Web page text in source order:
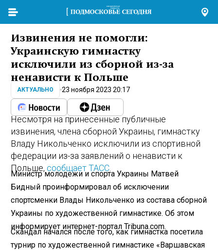
Извинения не помогли:
Украинскую гимнастку
исключили из сборной из-за
ненависти к Польше
АКТУАЛЬНО 23 ноября 2023 20:17
Несмотря на принесенные публичные
извинения, члена сборной Украины, гимнастку
Владу Никольченко исключили из спортивной
федерации из-за заявлений о ненависти к
Польше, сообщает ТАСС
Министр молодежи и спорта Украины Матвей
Бидный проинформировал об исключении
спортсменки Влады Никольченко из состава сборной
Украины по художественной гимнастике. Об этом
информирует интернет-портал Tribuna.com.
Скандал начался после того, как гимнастка посетила
турнир по художественной гимнастике «Варшавская